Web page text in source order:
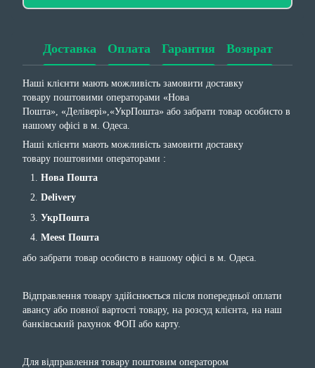
Доставка Оплата Гарантия Возврат
Наші клієнти мають можливість замовити доставку
товару поштовими операторами «Нова
Пошта», «Делівері»,«УкрПошта» або забрати товар особисто в
нашому офісі в м. Одеса.
Наші клієнти мають можливість замовити доставку
товару поштовими операторами :
Нова Пошта
Delivery
УкрПошта
Meest Пошта
або забрати товар особисто в нашому офісі в м. Одеса.
Відправлення товару здійснюється після попередньої оплати
авансу або повної вартості товару, на розсуд клієнта, на наш
банківський рахунок ФОП або карту.
Для відправлення товару поштовим оператором